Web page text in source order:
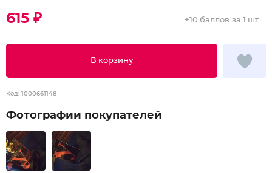
615 ₽
В корзину
+10 баллов за 1 шт.
Код: 1000661148
Фотографии покупателей